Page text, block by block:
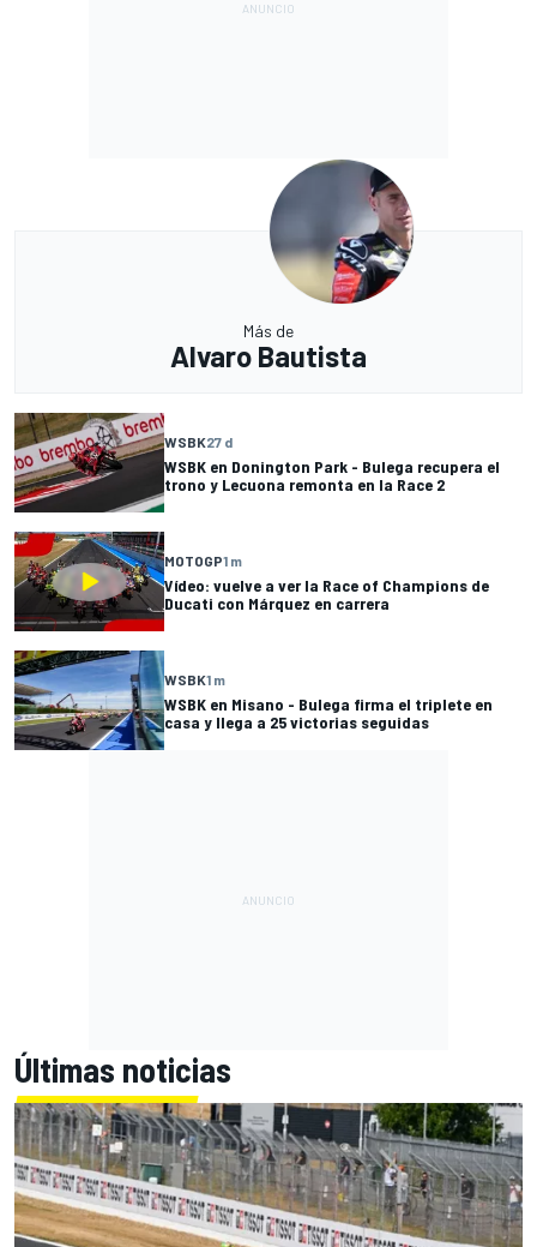
Más de
Alvaro Bautista
WSBK27 d
WSBK en Donington Park - Bulega recupera el
trono y Lecuona remonta en la Race 2
MOTOGP1 m
Vídeo: vuelve a ver la Race of Champions de
Ducati con Márquez en carrera
WSBK1 m
WSBK en Misano - Bulega firma el triplete en
casa y llega a 25 victorias seguidas
Últimas noticias